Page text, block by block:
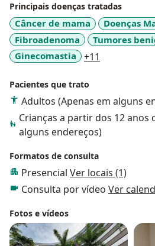
profissionalismo, visando
estar dos meus pacientes.
Estou à disposição para atendê-
da saúde das mamas e prevenir
Principais doenças tratadas
Câncer de mama
Doenças
Fibroadenoma
Tumores
Ginecomastia
+11
Pacientes que trato
Adultos (Apenas em alguns
Crianças a partir dos 12 anos
alguns endereços)
Formatos de consulta
Presencial Ver locais (1)
Consulta por vídeo Ver
Fotos e vídeos